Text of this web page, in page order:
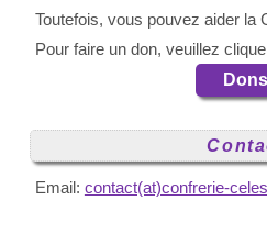
Toutefois, vous pouvez aider la
Pour faire un don, veuillez
Dons
Email: contact(at)confrerie-